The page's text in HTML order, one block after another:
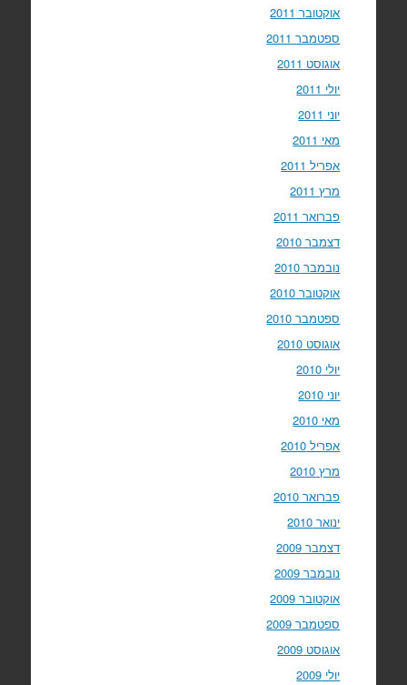
אוקטובר 2011
ספטמבר 2011
אוגוסט 2011
יולי 2011
יוני 2011
מאי 2011
אפריל 2011
מרץ 2011
פברואר 2011
דצמבר 2010
נובמבר 2010
אוקטובר 2010
ספטמבר 2010
אוגוסט 2010
יולי 2010
יוני 2010
מאי 2010
אפריל 2010
מרץ 2010
פברואר 2010
ינואר 2010
דצמבר 2009
נובמבר 2009
אוקטובר 2009
ספטמבר 2009
אוגוסט 2009
יולי 2009